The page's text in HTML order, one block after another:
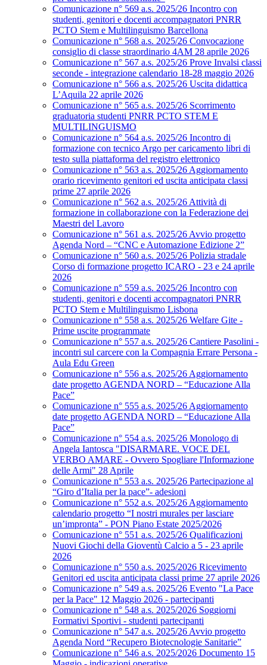
Comunicazione n° 569 a.s. 2025/26 Incontro con
studenti, genitori e docenti accompagnatori PNRR
PCTO Stem e Multilinguismo Barcellona
Comunicazione n° 568 a.s. 2025/26 Convocazione
consiglio di classe straordinario 4AM 28 aprile 2026
Comunicazione n° 567 a.s. 2025/26 Prove Invalsi classi
seconde - integrazione calendario 18-28 maggio 2026
Comunicazione n° 566 a.s. 2025/26 Uscita didattica
L’Aquila 22 aprile 2026
Comunicazione n° 565 a.s. 2025/26 Scorrimento
graduatoria studenti PNRR PCTO STEM E
MULTILINGUISMO
Comunicazione n° 564 a.s. 2025/26 Incontro di
formazione con tecnico Argo per caricamento libri di
testo sulla piattaforma del registro elettronico
Comunicazione n° 563 a.s. 2025/26 Aggiornamento
orario ricevimento genitori ed uscita anticipata classi
prime 27 aprile 2026
Comunicazione n° 562 a.s. 2025/26 Attività di
formazione in collaborazione con la Federazione dei
Maestri del Lavoro
Comunicazione n° 561 a.s. 2025/26 Avvio progetto
Agenda Nord – “CNC e Automazione Edizione 2”
Comunicazione n° 560 a.s. 2025/26 Polizia stradale
Corso di formazione progetto ICARO - 23 e 24 aprile
2026
Comunicazione n° 559 a.s. 2025/26 Incontro con
studenti, genitori e docenti accompagnatori PNRR
PCTO Stem e Multilinguismo Lisbona
Comunicazione n° 558 a.s. 2025/26 Welfare Gite -
Prime uscite programmate
Comunicazione n° 557 a.s. 2025/26 Cantiere Pasolini -
incontri sul carcere con la Compagnia Errare Persona -
Aula Edu Green
Comunicazione n° 556 a.s. 2025/26 Aggiornamento
date progetto AGENDA NORD – “Educazione Alla
Pace”
Comunicazione n° 555 a.s. 2025/26 Aggiornamento
date progetto AGENDA NORD – “Educazione Alla
Pace”
Comunicazione n° 554 a.s. 2025/26 Monologo di
Angela Iantosca "DISARMARE. VOCE DEL
VERBO AMARE - Ovvero Spogliare l'Informazione
delle Armi" 28 Aprile
Comunicazione n° 553 a.s. 2025/26 Partecipazione al
“Giro d’Italia per la pace”- adesioni
Comunicazione n° 552 a.s. 2025/26 Aggiornamento
calendario progetto “I nostri murales per lasciare
un’impronta” - PON Piano Estate 2025/2026
Comunicazione n° 551 a.s. 2025/26 Qualificazioni
Nuovi Giochi della Gioventù Calcio a 5 - 23 aprile
2026
Comunicazione n° 550 a.s. 2025/2026 Ricevimento
Genitori ed uscita anticipata classi prime 27 aprile 2026
Comunicazione n° 549 a.s. 2025/26 Evento "La Pace
per la Pace" 12 Maggio 2026 - partecipanti
Comunicazione n° 548 a.s. 2025/2026 Soggiorni
Formativi Sportivi - studenti partecipanti
Comunicazione n° 547 a.s. 2025/26 Avvio progetto
Agenda Nord “Recupero Biotecnologie Sanitarie”
Comunicazione n° 546 a.s. 2025/2026 Documento 15